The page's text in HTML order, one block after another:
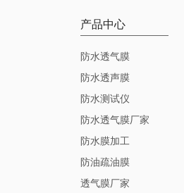
产品中心
防水透气膜
防水透声膜
防水测试仪
防水透气膜厂家
防水膜加工
防油疏油膜
透气膜厂家